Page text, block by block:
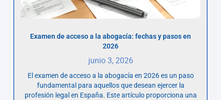
Examen de acceso a la abogacía: fechas y pasos en
2026
junio 3, 2026
El examen de acceso a la abogacía en 2026 es un paso
fundamental para aquellos que desean ejercer la
profesión legal en España. Este artículo proporciona una